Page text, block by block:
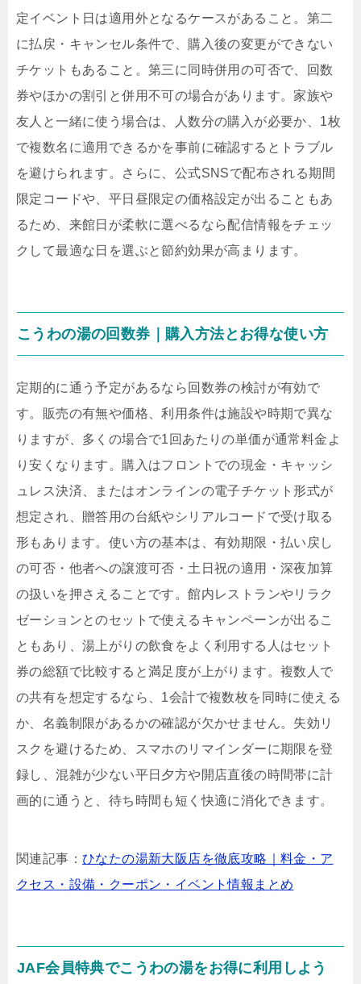
定イベント日は適用外となるケースがあること。第二
に払戻・キャンセル条件で、購入後の変更ができない
チケットもあること。第三に同時併用の可否で、回数
券やほかの割引と併用不可の場合があります。家族や
友人と一緒に使う場合は、人数分の購入が必要か、1枚
で複数名に適用できるかを事前に確認するとトラブル
を避けられます。さらに、公式SNSで配布される期間
限定コードや、平日昼限定の価格設定が出ることもあ
るため、来館日が柔軟に選べるなら配信情報をチェッ
クして最適な日を選ぶと節約効果が高まります。
こうわの湯の回数券｜購入方法とお得な使い方
定期的に通う予定があるなら回数券の検討が有効で
す。販売の有無や価格、利用条件は施設や時期で異な
りますが、多くの場合で1回あたりの単価が通常料金よ
り安くなります。購入はフロントでの現金・キャッシ
ュレス決済、またはオンラインの電子チケット形式が
想定され、贈答用の台紙やシリアルコードで受け取る
形もあります。使い方の基本は、有効期限・払い戻し
の可否・他者への譲渡可否・土日祝の適用・深夜加算
の扱いを押さえることです。館内レストランやリラク
ゼーションとのセットで使えるキャンペーンが出るこ
ともあり、湯上がりの飲食をよく利用する人はセット
券の総額で比較すると満足度が上がります。複数人で
の共有を想定するなら、1会計で複数枚を同時に使える
か、名義制限があるかの確認が欠かせません。失効リ
スクを避けるため、スマホのリマインダーに期限を登
録し、混雑が少ない平日夕方や開店直後の時間帯に計
画的に通うと、待ち時間も短く快適に消化できます。
関連記事： ひなたの湯新大阪店を徹底攻略｜料金・ア
クセス・設備・クーポン・イベント情報まとめ
JAF会員特典でこうわの湯をお得に利用しよう